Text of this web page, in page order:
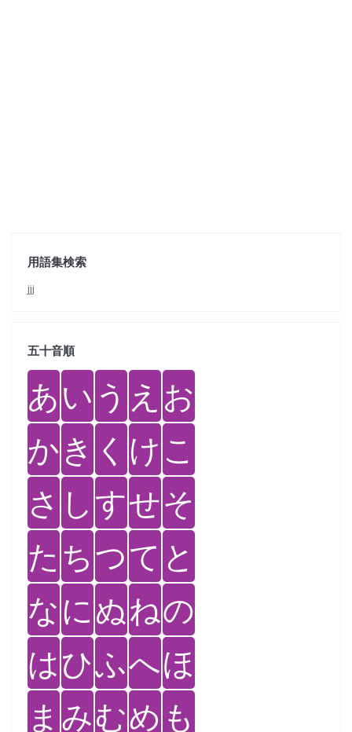
用語集検索
jjj
五十音順
あい う え お
かき く けこ
さ しすせそ
た ちつて と
なにぬねの
はひふへほ
ま みむめ も